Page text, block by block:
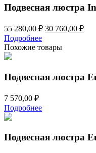
650,00 ₽.
Подвесная люстра
55 280,00₽ Первоначальная
составляла
30 760,00 ₽
Подробнее
Похожие товары
Подвесная люстра
7 570,00 ₽
Подробнее
Подвесная люстра